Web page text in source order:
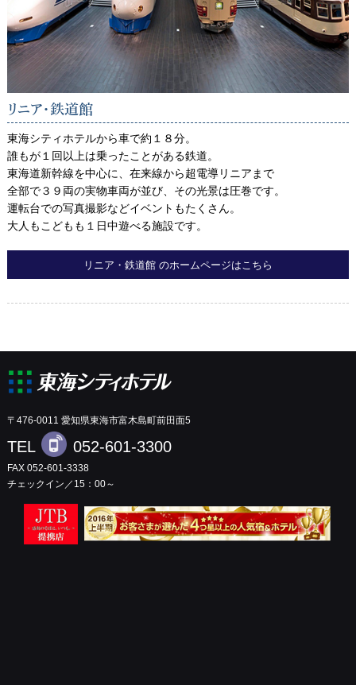
リニア・鉄道館
東海シティホテルから車で約１８分。
誰もが１回以上は乗ったことがある鉄道。
東海道新幹線を中心に、在来線から超電導リニアまで
全部で３９両の実物車両が並び、その光景は圧巻です。
運転台での写真撮影などイベントもたくさん。
大人もこどもも１日中遊べる施設です。
リニア・鉄道館 のホームページはこちら
〒476-0011 愛知県東海市富木島町前田面5
TEL 052-601-3300
FAX 052-601-3338
チェックイン／15：00～